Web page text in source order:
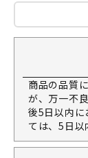
商品の品質
が、万一不
後5日以内に
ては、5日以